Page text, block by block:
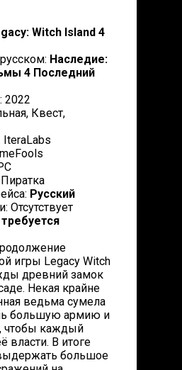
Witch Island 4
Наследие:
4 Последний
2022
Квест,
IteraLabs
Русский
Отсутствует
игры Legacy Witch
древний замок
Некая крайне
ведьма сумела
большую армию и
чтобы каждый
власти. В итоге
большое